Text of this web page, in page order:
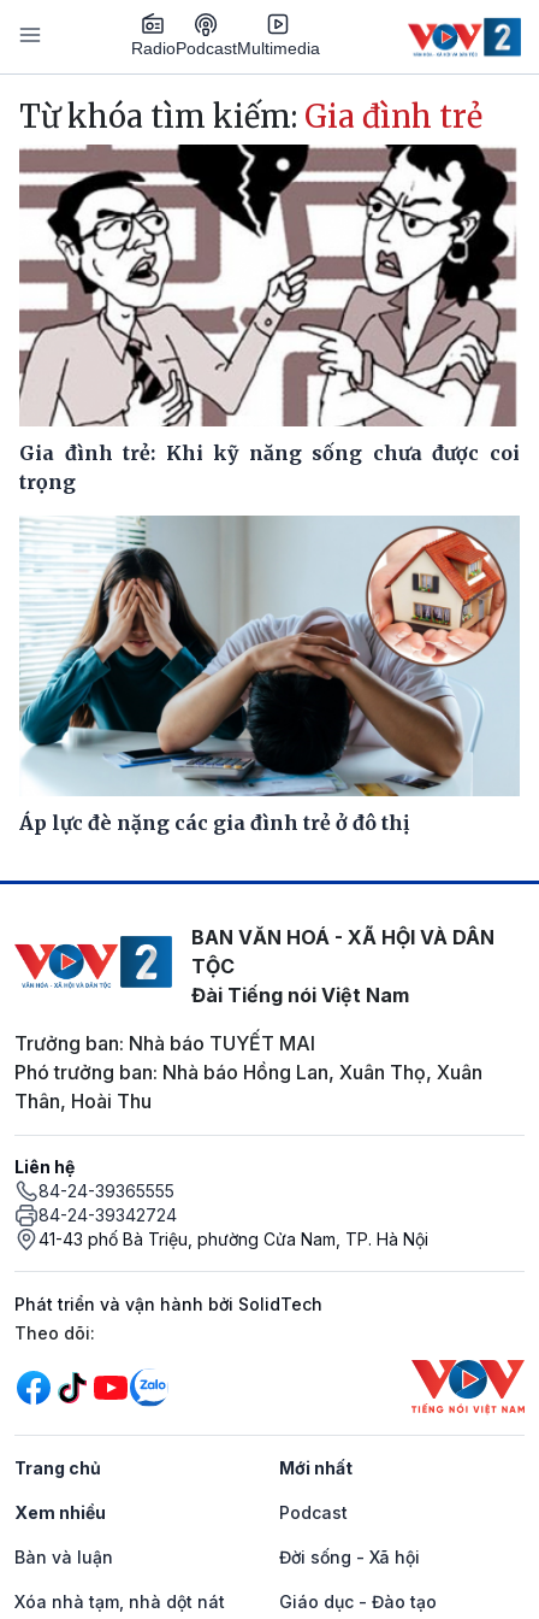
Nhảy đến nội dung
RadioPodcastMultimedia
Main navigation
Từ khóa tìm kiếm: Gia đình trẻ
Gia đình trẻ: Khi kỹ năng sống chưa được coi
trọng
Áp lực đè nặng các gia đình trẻ ở đô thị
BAN VĂN HOÁ - XÃ HỘI VÀ DÂN
TỘC
Đài Tiếng nói Việt Nam
Trưởng ban: Nhà báo TUYẾT MAI
Phó trưởng ban: Nhà báo Hồng Lan, Xuân Thọ, Xuân
Thân, Hoài Thu
Liên hệ
84-24-39365555
84-24-39342724
41-43 phố Bà Triệu, phường Cửa Nam, TP. Hà Nội
Phát triển và vận hành bởi SolidTech
Mạng xã hội
Theo dõi:
Trang chủ Mới nhất
Xem nhiều Podcast
Bàn và luận Đời sống - Xã hội
Xóa nhà tạm, nhà dột nát Giáo dục - Đào tạo